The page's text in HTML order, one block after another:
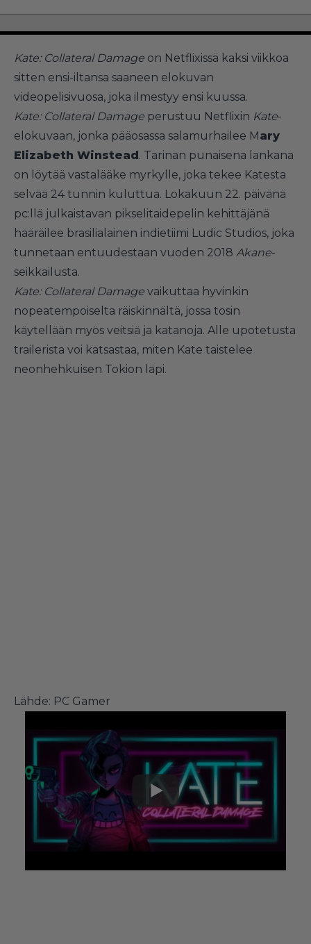
Kate: Collateral Damage on Netflixissä kaksi viikkoa
sitten ensi-iltansa saaneen elokuvan
videopelisivuosa, joka ilmestyy ensi kuussa.
Kate: Collateral Damage perustuu Netflixin Kate-
elokuvaan, jonka pääosassa salamurhailee Mary
Elizabeth Winstead. Tarinan punaisena lankana
on löytää vastalääke myrkylle, joka tekee Katesta
selvää 24 tunnin kuluttua. Lokakuun 22. päivänä
pc:llä julkaistavan pikselitaidepelin kehittäjänä
hääräilee brasilialainen indietiimi Ludic Studios, joka
tunnetaan entuudestaan vuoden 2018 Akane-
seikkailusta.
Kate: Collateral Damage vaikuttaa hyvinkin
nopeatempoiselta räiskinnältä, jossa tosin
käytellään myös veitsiä ja katanoja. Alle upotetusta
trailerista voi katsastaa, miten Kate taistelee
neonhehkuisen Tokion läpi.
Lähde: PC Gamer